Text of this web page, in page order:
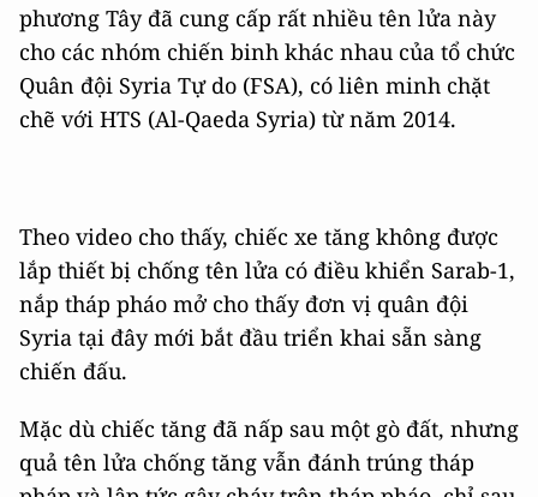
phương Tây đã cung cấp rất nhiều tên lửa này
cho các nhóm chiến binh khác nhau của tổ chức
Quân đội Syria Tự do (FSA), có liên minh chặt
chẽ với HTS (Al-Qaeda Syria) từ năm 2014.
Theo video cho thấy, chiếc xe tăng không được
lắp thiết bị chống tên lửa có điều khiển Sarab-1,
nắp tháp pháo mở cho thấy đơn vị quân đội
Syria tại đây mới bắt đầu triển khai sẵn sàng
chiến đấu.
Mặc dù chiếc tăng đã nấp sau một gò đất, nhưng
quả tên lửa chống tăng vẫn đánh trúng tháp